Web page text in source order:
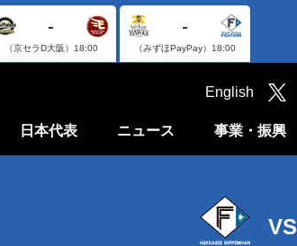
-
（京セラD大阪） 18:00
-
（みずほPayPay） 18:00
日本代表 ニュース 事業・振興
English
VS